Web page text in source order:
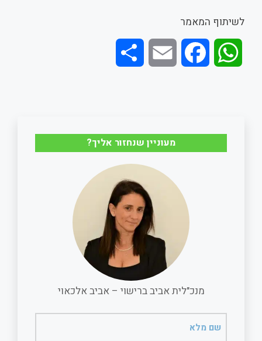
לשיתוף המאמר
t
e
o
k
i
l
r
e
מעוניין שנחזור אליך?
מנכ"לית אביב ברישוי – אביב אלכאוי
מלא